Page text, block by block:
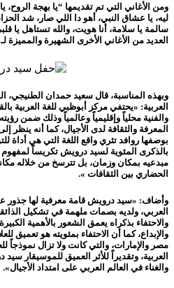
ومن الأغاني التي تم تقديمها “يا بهجة
ليه، يا عشاق النبي، أهو دا اللي صار، شد
سالمة يا سلامة، أنا هويت، والله تستاهل يا
العديد من الأغاني الأخرى الشهيرة
وبهذه المناسبة، قال سعيد حمدان الطنيجي،
العربية: «يحتفي مركز أبوظبي للغة العربية
والفنية محلياً وإقليمياً وعالمياً وذلك ضمن
المعرفة والثقافة لدى الأجيال، كما أنه ينظر
بوصفها روافد تثري واقع اللغة التي هي أداة
بالذكرى المئوية لسيد درويش تكريساً لمفهوم
مبدعيه بمكان وزمان، بل تترسخ من خلاله
الحضاري بين الثقافات ».
وأضاف: «سيد درويش قامة معرفية لها جذور
العربي، ولديه بصمات ملهمة في تشكيل
والاحتفاء بذكراه يعمق الشعور بالأهمية
والإبداع، كما أن الاحتفاء بمئويته هو تعميق
مصر والإمارات، والتي كانت ولا تزال نموذجاً
العربية، وتقديراً للأثر العميق للموسيقار
والغناء في العالم العربي على امتداد الأجيال».